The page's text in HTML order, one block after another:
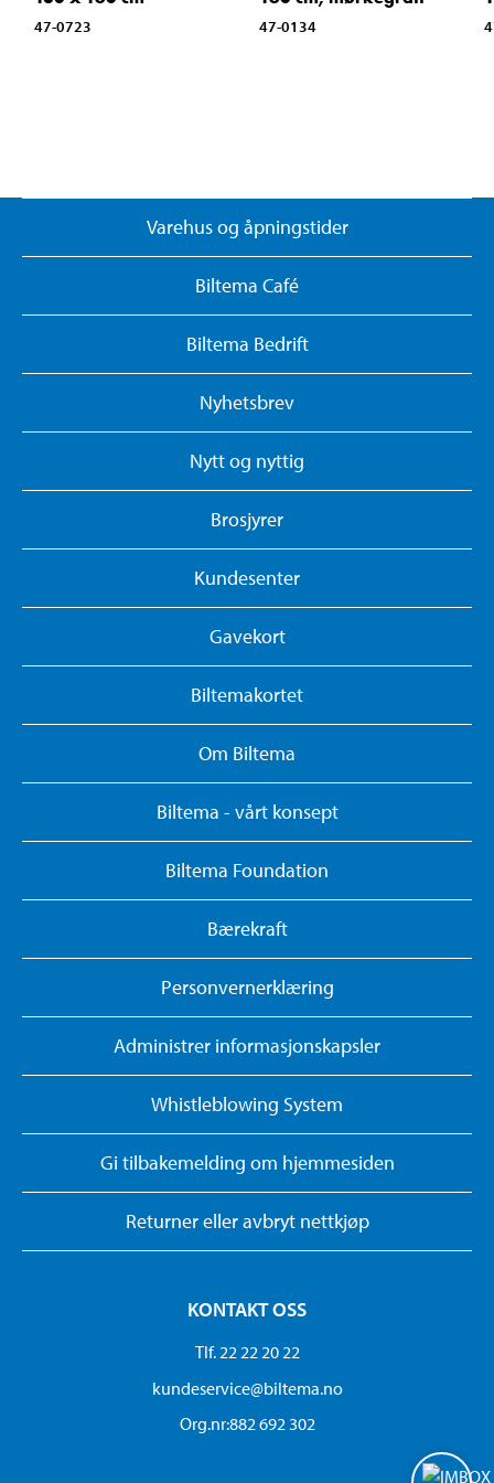
47-0723 47-0134
Varehus og åpningstider
Biltema Café
Biltema Bedrift
Nyhetsbrev
Nytt og nyttig
Brosjyrer
Kundesenter
Gavekort
Biltemakortet
Om Biltema
Biltema - vårt konsept
Biltema Foundation
Bærekraft
Personvernerklæring
Administrer informasjonskapsler
Whistleblowing System
Gi tilbakemelding om hjemmesiden
Returner eller avbryt nettkjøp
KONTAKT OSS
Tlf. 22 22 20 22
kundeservice@biltema.no
Org.nr:882 692 302